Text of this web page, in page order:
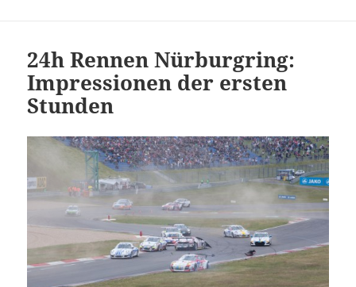
24h Rennen Nürburgring:
Impressionen der ersten
Stunden